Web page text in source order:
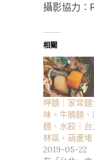
攝影協力：
相關
呷麵｜家常
味。牛腩麵
麵、水餃｜
林區・葫蘆堵
2019-05-22